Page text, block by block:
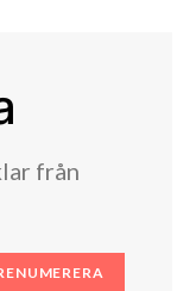
från